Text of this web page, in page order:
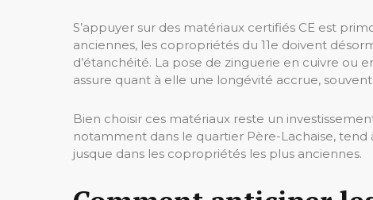
S’appuyer sur des matériaux certifiés CE est
anciennes, les copropriétés du 11e doivent
d’étanchéité. La pose de zinguerie en cuivre ou
assure quant à elle une longévité accrue,
Bien choisir ces matériaux reste un
notamment dans le quartier Père-Lachaise,
jusque dans les copropriétés les plus anciennes.